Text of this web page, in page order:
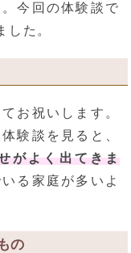
今回の体験談で
した。
お祝いします。
験談を見ると、
がよく出てきま
る家庭が多いよ
の